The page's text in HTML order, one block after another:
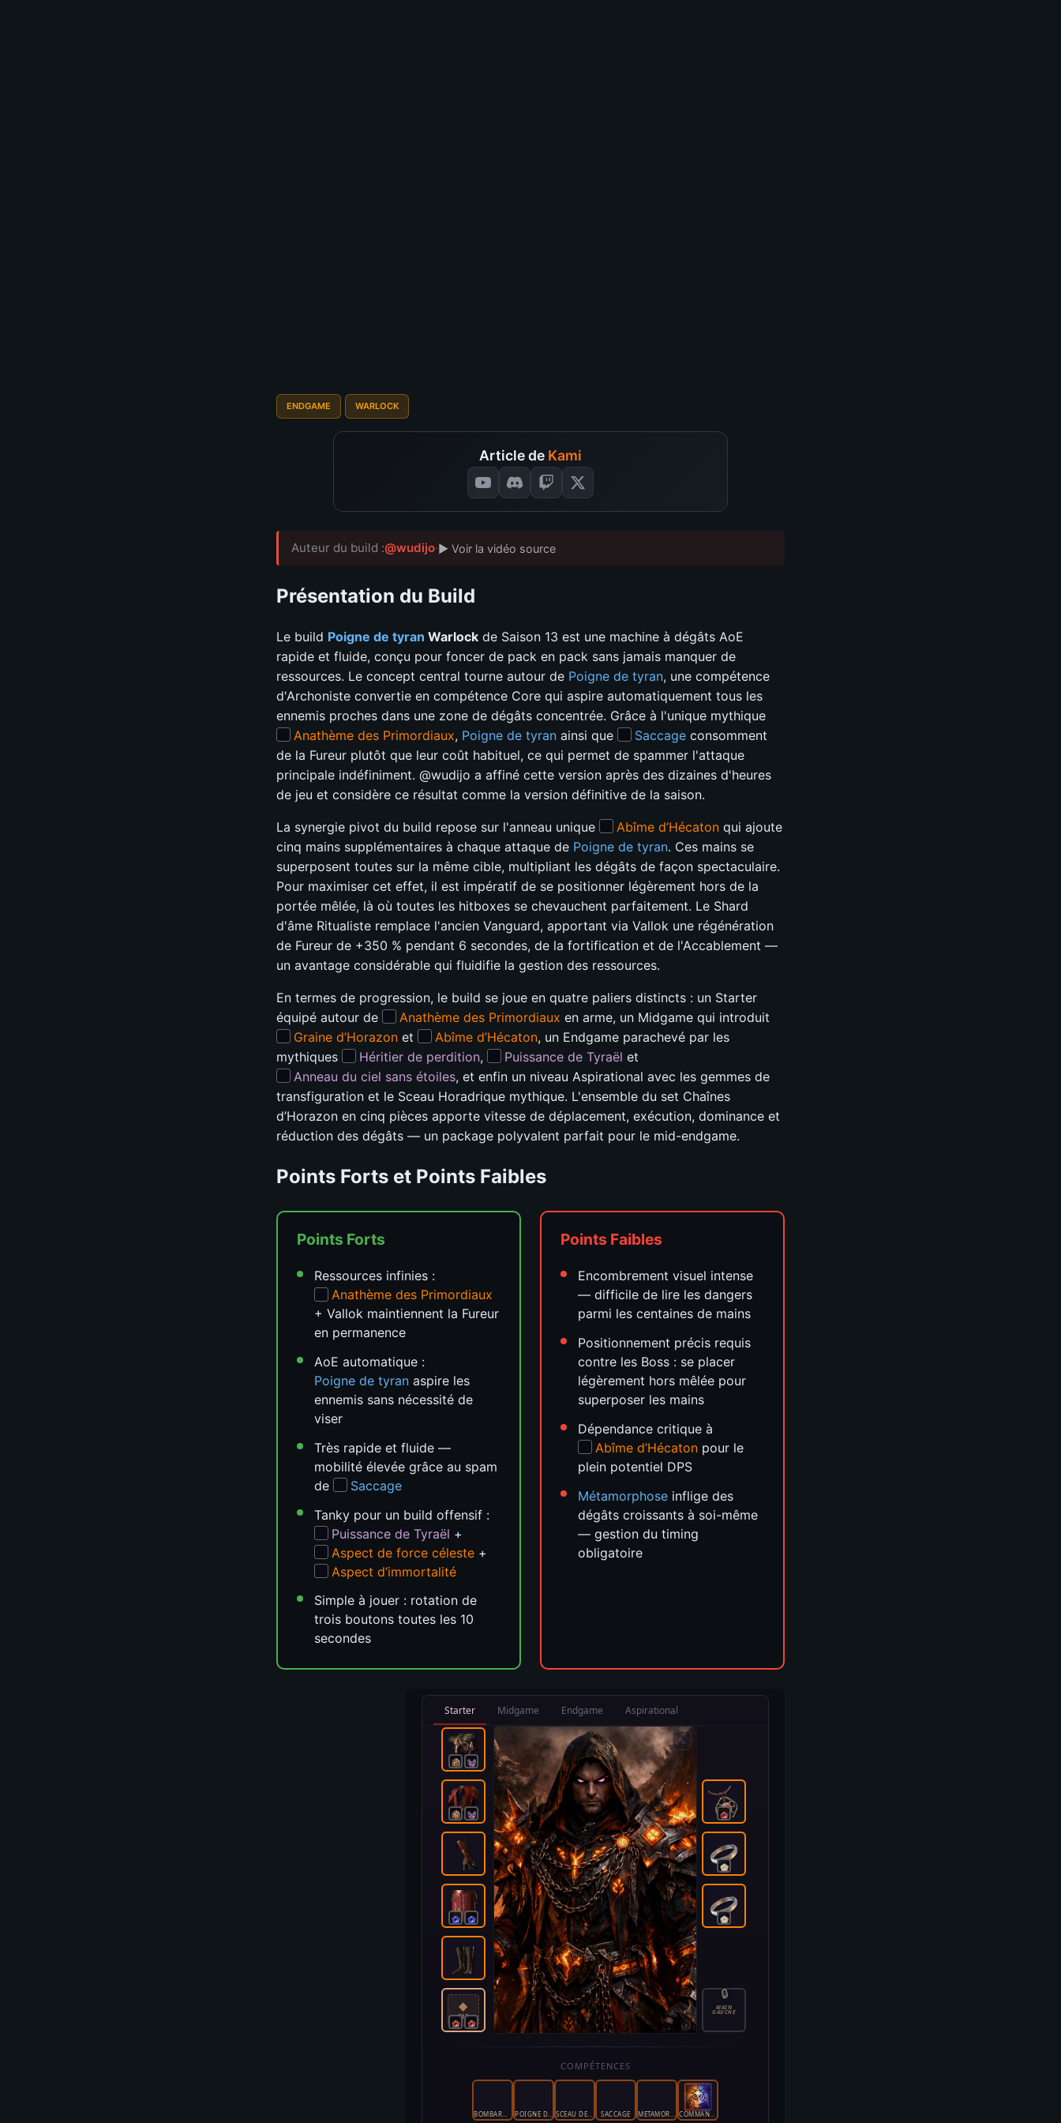
ENDGAME WARLOCK
Article de Kami
Auteur du build :@wudijo·▶ Voir la vidéo source
Présentation du Build
Le build Poigne de tyran Warlock de Saison 13 est une machine à dégâts AoE
rapide et fluide, conçu pour foncer de pack en pack sans jamais manquer de
ressources. Le concept central tourne autour de Poigne de tyran, une compétence
d'Archoniste convertie en compétence Core qui aspire automatiquement tous les
ennemis proches dans une zone de dégâts concentrée. Grâce à l'unique mythique
Anathème des Primordiaux, Poigne de tyran ainsi que Saccage consomment
de la Fureur plutôt que leur coût habituel, ce qui permet de spammer l'attaque
principale indéfiniment. @wudijo a affiné cette version après des dizaines d'heures
de jeu et considère ce résultat comme la version définitive de la saison.
La synergie pivot du build repose sur l'anneau unique Abîme d’Hécaton qui ajoute
cinq mains supplémentaires à chaque attaque de Poigne de tyran. Ces mains se
superposent toutes sur la même cible, multipliant les dégâts de façon spectaculaire.
Pour maximiser cet effet, il est impératif de se positionner légèrement hors de la
portée mêlée, là où toutes les hitboxes se chevauchent parfaitement. Le Shard
d'âme Ritualiste remplace l'ancien Vanguard, apportant via Vallok une régénération
de Fureur de +350 % pendant 6 secondes, de la fortification et de l'Accablement —
un avantage considérable qui fluidifie la gestion des ressources.
En termes de progression, le build se joue en quatre paliers distincts : un Starter
équipé autour de
Anathème des Primordiaux en arme, un Midgame qui introduit
Graine d’Horazon et Abîme d’Hécaton, un Endgame parachevé par les
mythiques
Héritier de perdition, Puissance de Tyraël et
Anneau du ciel sans étoiles, et enfin un niveau Aspirational avec les gemmes de
transfiguration et le Sceau Horadrique mythique. L'ensemble du set Chaînes
d’Horazon en cinq pièces apporte vitesse de déplacement, exécution, dominance et
réduction des dégâts — un package polyvalent parfait pour le mid-endgame.
Points Forts et Points Faibles
Points Forts
Ressources infinies :
Anathème des Primordiaux
+ Vallok maintiennent la Fureur
en permanence
AoE automatique :
Poigne de tyran aspire les
ennemis sans nécessité de
viser
Très rapide et fluide —
mobilité élevée grâce au spam
de
Saccage
Tanky pour un build offensif :
Puissance de Tyraël +
Aspect de force céleste +
Aspect d’immortalité
Simple à jouer : rotation de
trois boutons toutes les 10
secondes
Points Faibles
Encombrement visuel intense
— difficile de lire les dangers
parmi les centaines de mains
Positionnement précis requis
contre les Boss : se placer
légèrement hors mêlée pour
superposer les mains
Dépendance critique à
Abîme d’Hécaton pour le
plein potentiel DPS
Métamorphose inflige des
dégâts croissants à soi-même
— gestion du timing
obligatoire